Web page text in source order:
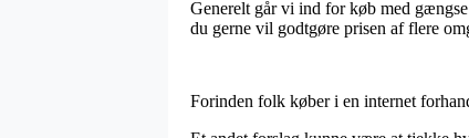
Generelt går vi ind for køb med
du gerne vil godtgøre prisen af flere
Forinden folk køber i en internet